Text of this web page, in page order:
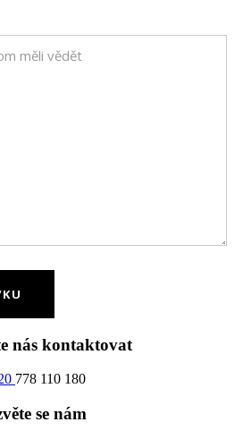
nás kontaktovat
778 110 180
se nám